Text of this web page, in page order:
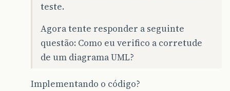
teste.
Agora tente responder a seguinte
questão: Como eu verifico a corretude
de um diagrama UML?
Implementando o código?